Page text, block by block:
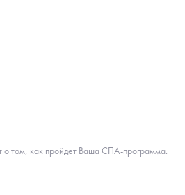
о том, как пройдет Ваша СПА-программа.